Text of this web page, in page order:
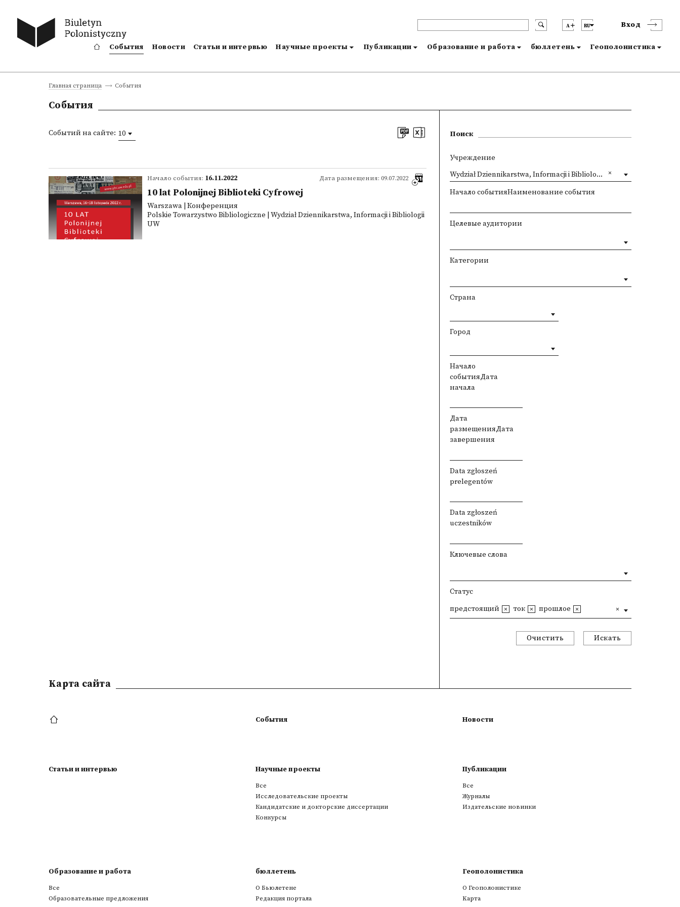
A RU Вход
События Новости Статьи и интервью Научные проекты Публикации Образование и работа бюллетень Геополонистика
Главная страница События
События
Событий на сайте: 10
Дата размещения: 09.07.2022
Начало события: 16.11.2022
10 lat Polonijnej Biblioteki Cyfrowej
Warszawa | Конференция
Polskie Towarzystwo Bibliologiczne | Wydział Dziennikarstwa, Informacji i Bibliologii
UW
Поиск
Учреждение
Wydział Dziennikarstwa, Informacji i Bibliologii UW
Начало событияНаименование события
Целевые аудитории
Категории
Страна
Город
Начало
событияДата
начала
Дата
размещенияДата
завершения
Data zgłoszeń
prelegentów
Data zgłoszeń
uczestników
Ключевые слова
Статус
предстоящий ток прошлое
Очистить Искать
Kарта сайта
События Новости
Статьи и интервью Научные проекты
Все
Исследовательские проекты
Кандидатские и докторские диссертации
Конкурсы
Публикации
Все
Журналы
Издательские новинки
Образование и работа
Все
Образовательные предложения
бюллетень
О Бьюлетене
Редакция портала
Геополонистика
О Геополонистике
Kарта